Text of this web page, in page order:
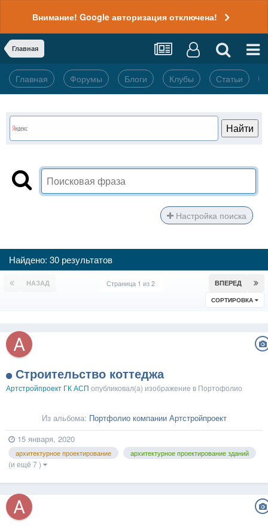
Внимание! Google авторизация отключена!
Главная
Главная Форумы Блоги Клубы Статьи
Настройка поиска
Найдено: 30 результатов
НАЗАД ВПЕРЕД
Страница 1 из 2
СОРТИРОВКА
Строительство коттеджа
Артстройпроект ГК АСП опубликовал(а) изображение в Портофолио
Из альбома: Портфолио компании Артстройпроект
15 января, 2020
архитектурное проектирование архитектурное проектирование зданий
(и ещё 7 )